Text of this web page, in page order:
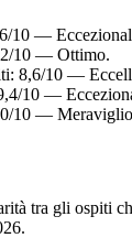
10 —
10 — Ottimo.
8,6/10 —
10 —
10 —
tra gli
.